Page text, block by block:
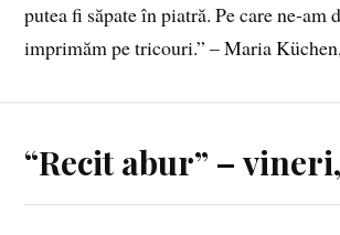
putea fi săpate în piatră. Pe care ne-am
imprimăm pe tricouri.” – Maria
“Recit abur” –